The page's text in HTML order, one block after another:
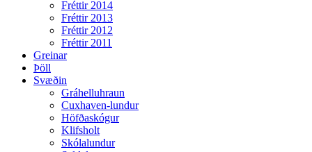
Fréttir 2014
Fréttir 2013
Fréttir 2012
Fréttir 2011
Greinar
Þöll
Svæðin
Gráhelluhraun
Cuxhaven-lundur
Höfðaskógur
Klifsholt
Skólalundur